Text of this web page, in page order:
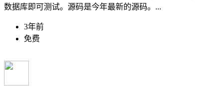
数据库即可测试。源码是今年最新的源码。...
3年前
免费